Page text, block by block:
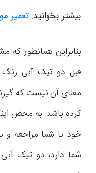
بیشتر بخوانید: تعمیر
بنابراین همانطور که
قبل دو تیک آبی رنگ
معنای آن نیست که
کرده باشد. به محض
خود با شما مراجعه و
شما دارد، دو تیک